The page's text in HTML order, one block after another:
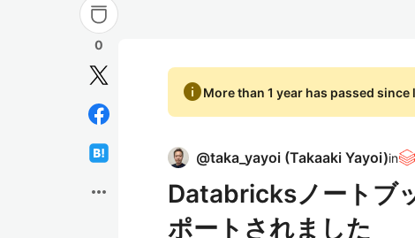
0
more_horiz
infoMore than 1 year has passed since
@taka_yayoi (Takaaki Yayoi)in
Databricksノートブ
ポートされました